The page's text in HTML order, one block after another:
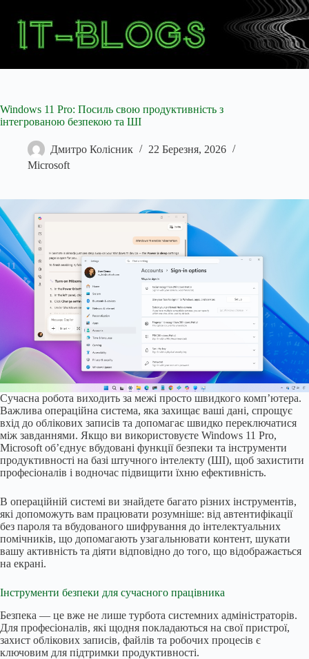
Windows 11 Pro: Посиль свою продуктивність з
інтегрованою безпекою та ШІ
Дмитро Колісник
22 Березня, 2026
Microsoft
Сучасна робота виходить за межі просто швидкого комп’ютера.
Важлива операційна система, яка захищає ваші дані, спрощує
вхід до облікових записів та допомагає швидко переключатися
між завданнями. Якщо ви використовуєте Windows 11 Pro,
Microsoft об’єднує вбудовані функції безпеки та інструменти
продуктивності на базі штучного інтелекту (ШІ), щоб захистити
професіоналів і водночас підвищити їхню ефективність.
В операційній системі ви знайдете багато різних інструментів,
які допоможуть вам працювати розумніше: від автентифікації
без пароля та вбудованого шифрування до інтелектуальних
помічників, що допомагають узагальнювати контент, шукати
вашу активність та діяти відповідно до того, що відображається
на екрані.
Інструменти безпеки для сучасного працівника
Безпека — це вже не лише турбота системних адміністраторів.
Для професіоналів, які щодня покладаються на свої пристрої,
захист облікових записів, файлів та робочих процесів є
ключовим для підтримки продуктивності.